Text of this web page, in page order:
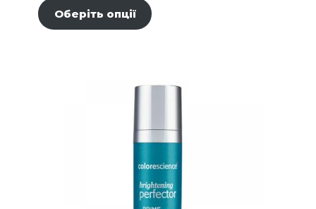
Оберіть опції
можна
вибрати
сторінці